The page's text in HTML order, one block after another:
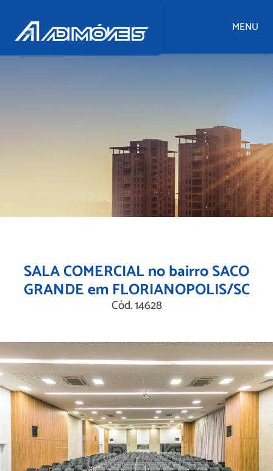
MENU
SALA COMERCIAL no bairro SACO
GRANDE em FLORIANOPOLIS/SC
Cód. 14628